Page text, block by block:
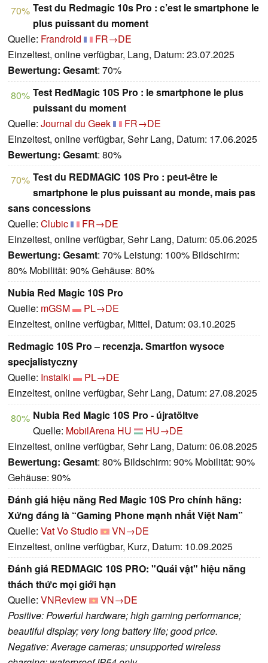
70% Test du Redmagic 10s Pro : c’est le smartphone le
plus puissant du moment
Quelle: Frandroid
FR→DE
Einzeltest, online verfügbar, Lang, Datum: 23.07.2025
Bewertung: Gesamt: 70%
80% Test RedMagic 10S Pro : le smartphone le plus
puissant du moment
Quelle: Journal du Geek
FR→DE
Einzeltest, online verfügbar, Sehr Lang, Datum: 17.06.2025
Bewertung: Gesamt: 80%
70% Test du REDMAGIC 10S Pro : peut-être le
smartphone le plus puissant au monde, mais pas
sans concessions
Quelle: Clubic
FR→DE
Einzeltest, online verfügbar, Sehr Lang, Datum: 05.06.2025
Bewertung: Gesamt: 70% Leistung: 100% Bildschirm:
80% Mobilität: 90% Gehäuse: 80%
Nubia Red Magic 10S Pro
Quelle: mGSM
PL→DE
Einzeltest, online verfügbar, Mittel, Datum: 03.10.2025
Redmagic 10S Pro – recenzja. Smartfon wysoce
specjalistyczny
Quelle: Instalki
PL→DE
Einzeltest, online verfügbar, Sehr Lang, Datum: 27.08.2025
80% Nubia Red Magic 10S Pro - újratöltve
Quelle: MobilArena HU
HU→DE
Einzeltest, online verfügbar, Sehr Lang, Datum: 06.08.2025
Bewertung: Gesamt: 80% Bildschirm: 90% Mobilität: 90%
Gehäuse: 90%
Đánh giá hiệu năng Red Magic 10S Pro chính hãng:
Xứng đáng là “Gaming Phone mạnh nhất Việt Nam”
Quelle: Vat Vo Studio
VN→DE
Einzeltest, online verfügbar, Kurz, Datum: 10.09.2025
Đánh giá REDMAGIC 10S PRO: "Quái vật" hiệu năng
thách thức mọi giới hạn
Quelle: VNReview
VN→DE
Positive: Powerful hardware; high gaming performance;
beautiful display; very long battery life; good price.
Negative: Average cameras; unsupported wireless